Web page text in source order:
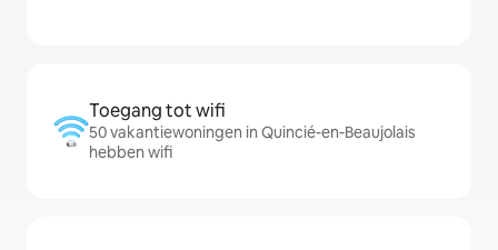
Toegang tot wifi
50 vakantiewoningen in Quincié-en-Beaujolais
hebben wifi